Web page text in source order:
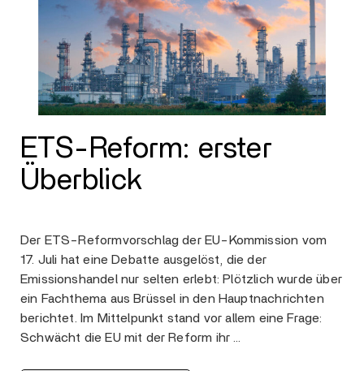
ETS-Reform: erster
Überblick
Der ETS-Reformvorschlag der EU-Kommission vom
17. Juli hat eine Debatte ausgelöst, die der
Emissionshandel nur selten erlebt: Plötzlich wurde über
ein Fachthema aus Brüssel in den Hauptnachrichten
berichtet. Im Mittelpunkt stand vor allem eine Frage:
Schwächt die EU mit der Reform ihr …